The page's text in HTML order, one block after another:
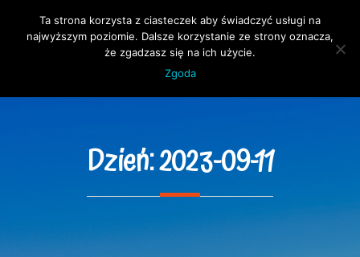
content
Dzień:2023-09-11
Ta strona korzysta z ciasteczek aby świadczyć usługi na
najwyższym poziomie. Dalsze korzystanie ze strony oznacza,
że zgadzasz się na ich użycie.
Zgoda